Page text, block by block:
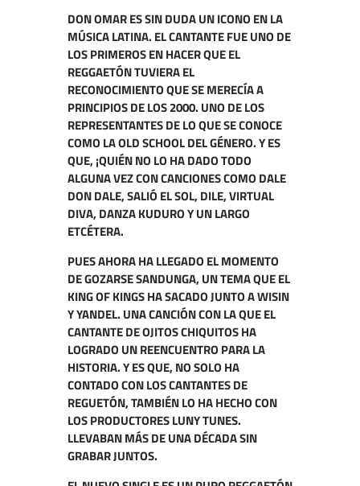
DON OMAR ES SIN DUDA UN ICONO EN LA
MÚSICA LATINA. EL CANTANTE FUE UNO DE
LOS PRIMEROS EN HACER QUE EL
REGGAETÓN TUVIERA EL
RECONOCIMIENTO QUE SE MERECÍA A
PRINCIPIOS DE LOS 2000. UNO DE LOS
REPRESENTANTES DE LO QUE SE CONOCE
COMO LA OLD SCHOOL DEL GÉNERO. Y ES
QUE, ¡QUIÉN NO LO HA DADO TODO
ALGUNA VEZ CON CANCIONES COMO DALE
DON DALE, SALIÓ EL SOL, DILE, VIRTUAL
DIVA, DANZA KUDURO Y UN LARGO
ETCÉTERA.
PUES AHORA HA LLEGADO EL MOMENTO
DE GOZARSE SANDUNGA, UN TEMA QUE EL
KING OF KINGS HA SACADO JUNTO A WISIN
Y YANDEL. UNA CANCIÓN CON LA QUE EL
CANTANTE DE OJITOS CHIQUITOS HA
LOGRADO UN REENCUENTRO PARA LA
HISTORIA. Y ES QUE, NO SOLO HA
CONTADO CON LOS CANTANTES DE
REGUETÓN, TAMBIÉN LO HA HECHO CON
LOS PRODUCTORES LUNY TUNES.
LLEVABAN MÁS DE UNA DÉCADA SIN
GRABAR JUNTOS.